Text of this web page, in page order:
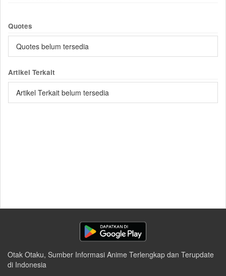
Quotes
Quotes belum tersedia
Artikel Terkait
Artikel Terkait belum tersedia
Otak Otaku, Sumber Informasi Anime Terlengkap dan Terupdate
di Indonesia